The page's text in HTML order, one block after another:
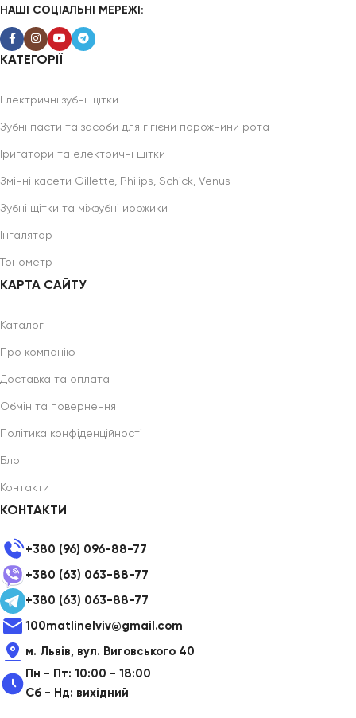
НАШІ СОЦІАЛЬНІ МЕРЕЖІ:
КАТЕГОРІЇ
Електричні зубні щітки
Зубні пасти та засоби для гігієни порожнини рота
Іригатори та електричні щітки
Змінні касети Gillette, Philips, Schick, Venus
Зубні щітки та міжзубні йоржики
Інгалятор
Тонометр
КАРТА САЙТУ
Каталог
Про компанію
Доставка та оплата
Обмін та повернення
Політика конфіденційності
Блог
Контакти
КОНТАКТИ
+380 (96) 096-88-77
+380 (63) 063-88-77
+380 (63) 063-88-77
100matlinelviv@gmail.com
м. Львів, вул. Виговського 40
Пн - Пт: 10:00 - 18:00
Сб - Нд: вихідний